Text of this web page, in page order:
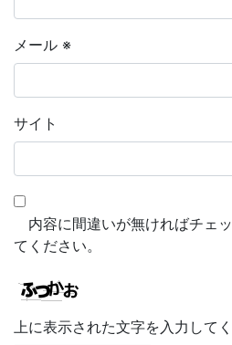
メール ※
サイト
内容に間違いが無ければチェ
てください。
上に表示された文字を入力してく